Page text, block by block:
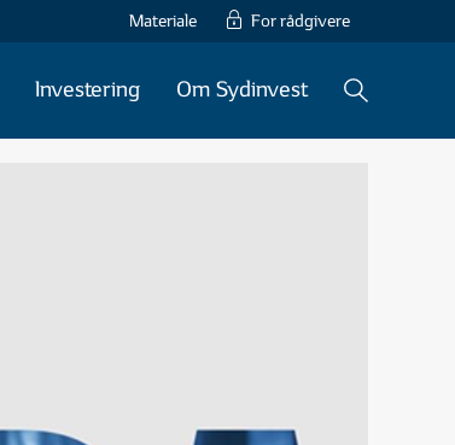
Materiale For rådgivere
Investering Om Sydinvest